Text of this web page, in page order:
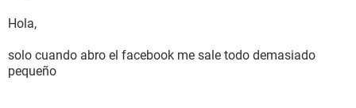
Hola,
solo cuando abro el facebook me sale todo demasiado
pequeño